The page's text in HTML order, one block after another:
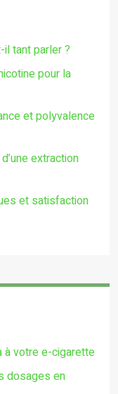
tant parler ?
pour la
et polyvalence
extraction
et satisfaction
à votre e-cigarette
dosages en